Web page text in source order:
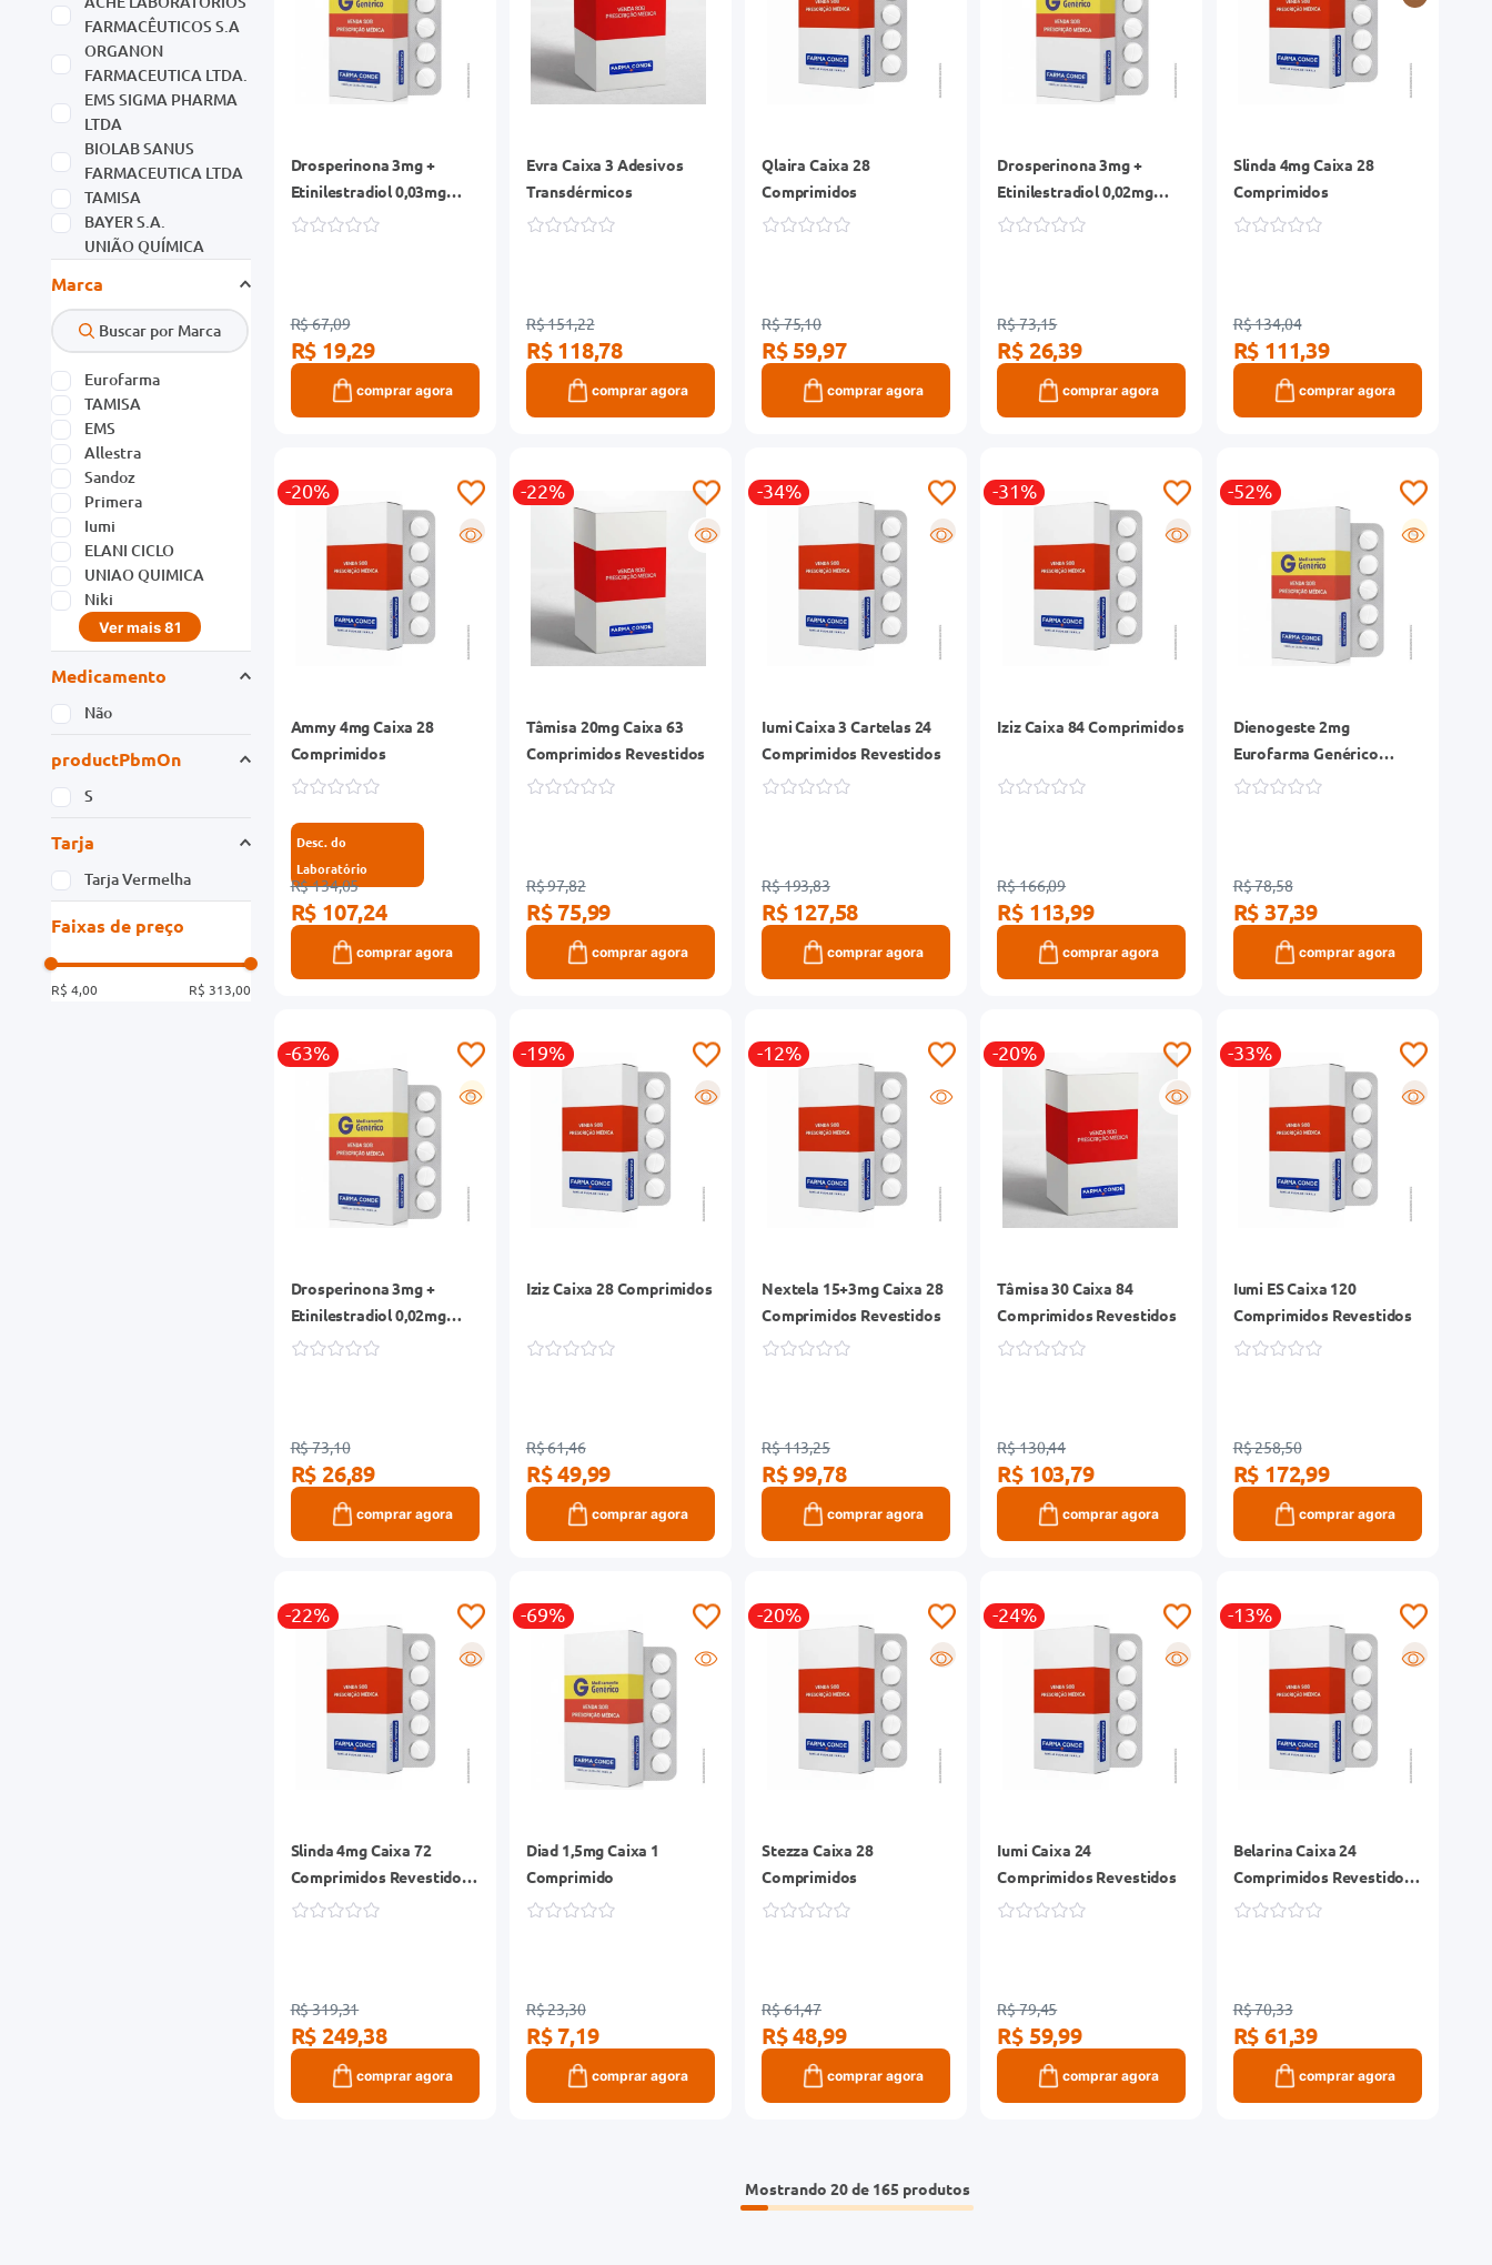
FARMACÊUTICOS S.A
ORGANON
FARMACEUTICA LTDA.
EMS SIGMA PHARMA
LTDA
BIOLAB SANUS
FARMACEUTICA LTDA
TAMISA
BAYER S.A.
UNIÃO QUÍMICA
NACIONAL S/A
PFIZER BRASIL LTDA
Marca
Eurofarma
TAMISA
EMS
Allestra
Sandoz
Primera
Iumi
ELANI CICLO
UNIAO QUIMICA
Niki
Ver mais 81
Medicamento
Não
productPbmOn
S
Tarja
Tarja Vermelha
Faixas de preço
R$ 4,00 R$ 313,00
Drosperinona 3mg +
Etinilestradiol 0,03mg
EMS Genérico Caixa 21
R$ 67,09
R$ 19,29
comprar agora
Evra Caixa 3 Adesivos
Transdérmicos
R$ 151,22
R$ 118,78
comprar agora
Qlaira Caixa 28
Comprimidos
R$ 75,10
R$ 59,97
comprar agora
Drosperinona 3mg +
Etinilestradiol 0,02mg
EMS Genérico Caixa 24
R$ 73,15
R$ 26,39
comprar agora
Slinda 4mg Caixa 28
Comprimidos
R$ 134,04
R$ 111,39
comprar agora
-20%
R
Ammy 4mg Caixa 28
Comprimidos
Desc. do
Laboratório
R$ 134,05
R$ 107,24
comprar agora
-22%
R
Tâmisa 20mg Caixa 63
Comprimidos Revestidos
R$ 97,82
R$ 75,99
comprar agora
-34%
R
Iumi Caixa 3 Cartelas 24
Comprimidos Revestidos
R$ 193,83
R$ 127,58
comprar agora
-31%
R
Iziz Caixa 84 Comprimidos
R$ 166,09
R$ 113,99
comprar agora
-52%
G
Dienogeste 2mg
Eurofarma Genérico
Caixa 30 Comprimidos
R$ 78,58
R$ 37,39
comprar agora
-63%
G
Drosperinona 3mg +
Etinilestradiol 0,02mg
Eurofarma Genérico
R$ 73,10
R$ 26,89
comprar agora
-19%
R
Iziz Caixa 28 Comprimidos
R$ 61,46
R$ 49,99
comprar agora
-12%
Nextela 15+3mg Caixa 28
Comprimidos Revestidos
R$ 113,25
R$ 99,78
comprar agora
-20%
R
Tâmisa 30 Caixa 84
Comprimidos Revestidos
R$ 130,44
R$ 103,79
comprar agora
-33%
R
Iumi ES Caixa 120
Comprimidos Revestidos
R$ 258,50
R$ 172,99
comprar agora
-22%
R
Slinda 4mg Caixa 72
Comprimidos Revestidos
+ 12 Comprimidos
R$ 319,31
R$ 249,38
comprar agora
-69%
Diad 1,5mg Caixa 1
Comprimido
R$ 23,30
R$ 7,19
comprar agora
-20%
R
Stezza Caixa 28
Comprimidos
R$ 61,47
R$ 48,99
comprar agora
-24%
R
Iumi Caixa 24
Comprimidos Revestidos
R$ 79,45
R$ 59,99
comprar agora
-13%
R
Belarina Caixa 24
Comprimidos Revestidos
+ 4 Placeblos
R$ 70,33
R$ 61,39
comprar agora
Mostrando 20 de 165